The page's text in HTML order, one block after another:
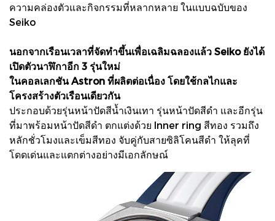
ความคล่องตัวและกิจกรรมที่หลากหลาย ในแบบฉบับของ
Seiko
นอกจากเรือนเวลาที่จัดทำขึ้นเพื่อเฉลิมฉลองแล้ว Seiko ยังได้
เปิดตัวนาฬิกาอีก 3 รุ่นใหม่
ในคอลเลกชัน Astron ที่ผลิตต่อเนื่อง โดยใช้กลไกและ
โครงสร้างตัวเรือนเดียวกัน
ประกอบด้วยรุ่นหน้าปัดสีน้ำเงินเทา รุ่นหน้าปัดสีดำ และอีกรุ่น
ที่มาพร้อมหน้าปัดสีดำ ตกแต่งด้วย Inner ring สีทอง รวมถึง
หลักชั่วโมงและเข็มสีทอง จับคู่กับสายซิลิโคนสีดำ ให้ลุคที่
โดดเด่นและแตกต่างอย่างมีเอกลักษณ์